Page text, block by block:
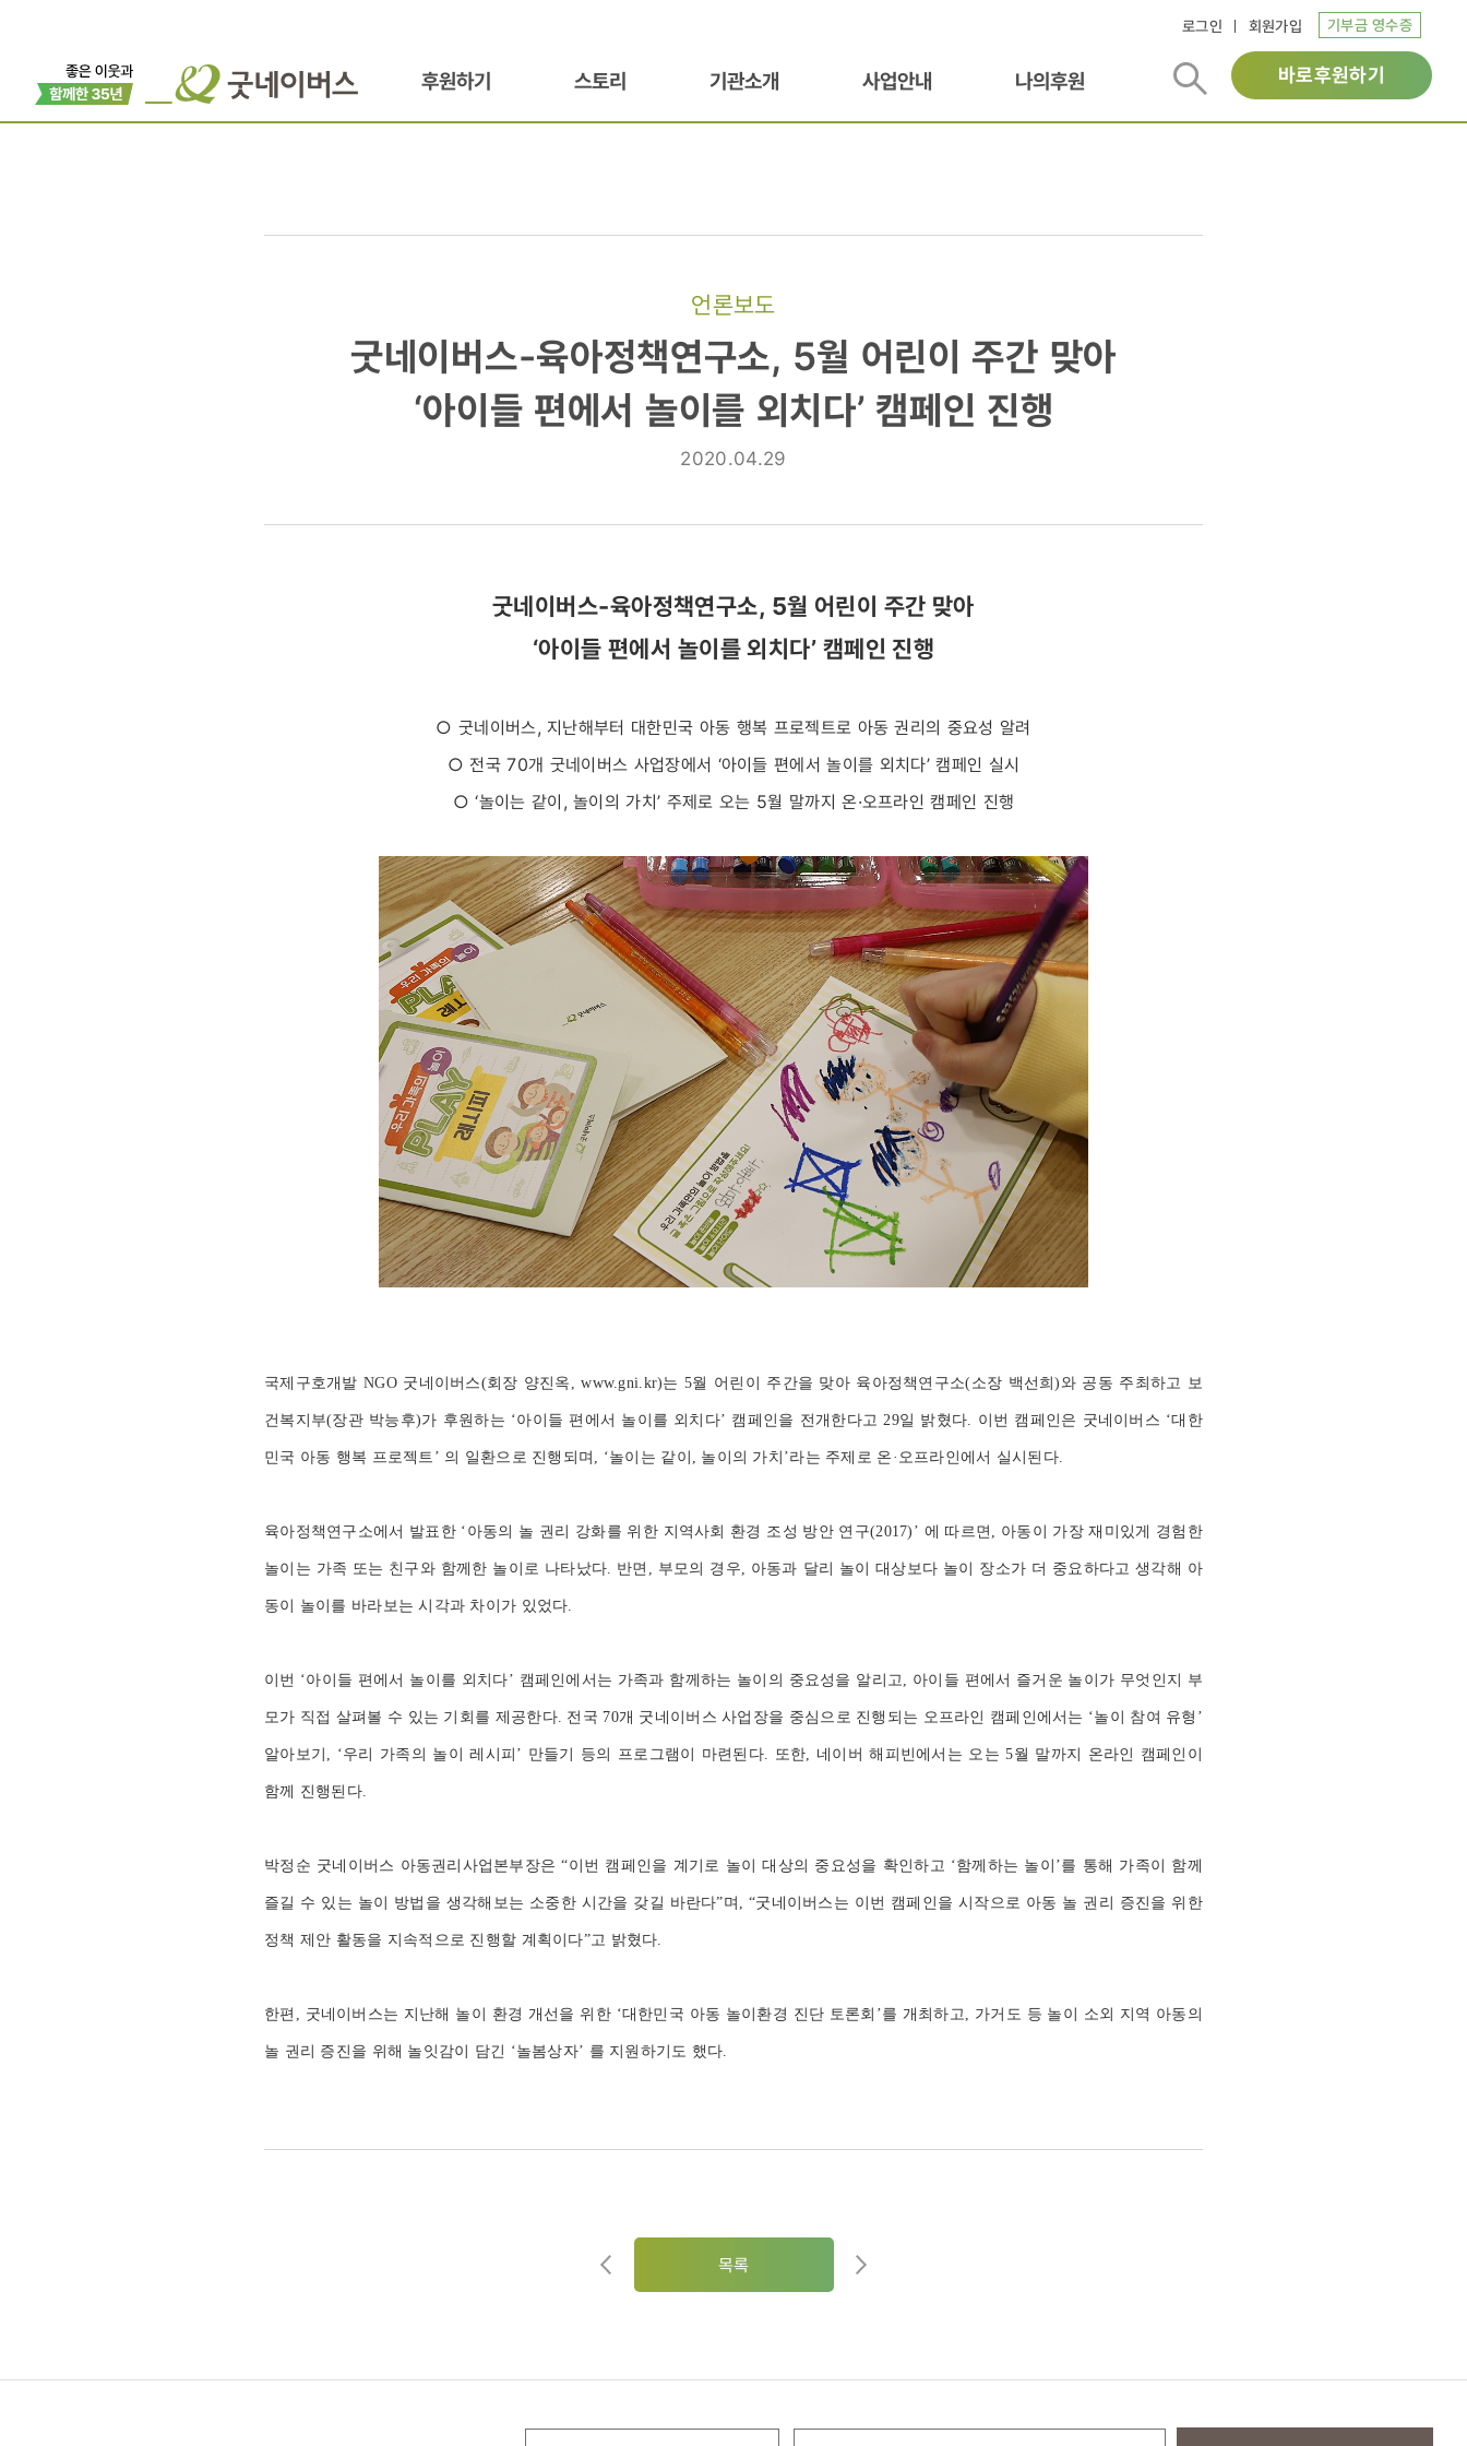
로그인 회원가입 기부금 영수증
후원하기 스토리 기관소개 사업안내 나의후원 바로후원하기
언론보도
굿네이버스-
육아정책연구소,
어린이
캠페인
굿네이버스-육아정책연구소, 5월 어린이 주간 맞아
‘아이들 편에서 놀이를 외치다’ 캠페인 진행
2020.04.29
굿네이버스-육아정책연구소, 5월 어린이 주간 맞아
‘아이들 편에서 놀이를 외치다’ 캠페인 진행
○ 굿네이버스, 지난해부터 대한민국 아동 행복 프로젝트로 아동 권리의 중요성 알려
○ 전국 70개 굿네이버스 사업장에서 ‘아이들 편에서 놀이를 외치다’ 캠페인 실시
○ ‘놀이는 같이, 놀이의 가치’ 주제로 오는 5월 말까지 온·오프라인 캠페인 진행
국제구호개발 NGO 굿네이버스(회장 양진옥, www.gni.kr)는 5월 어린이 주간을 맞아 육아정책연구소(소장 백선희)와 공동 주최하고 보
건복지부(장관 박능후)가 후원하는 ‘아이들 편에서 놀이를 외치다’ 캠페인을 전개한다고 29일 밝혔다. 이번 캠페인은 굿네이버스 ‘대한
민국 아동 행복 프로젝트’ 의 일환으로 진행되며, ‘놀이는 같이, 놀이의 가치’라는 주제로 온·오프라인에서 실시된다.
육아정책연구소에서 발표한 ‘아동의 놀 권리 강화를 위한 지역사회 환경 조성 방안 연구(2017)’ 에 따르면, 아동이 가장 재미있게 경험한
놀이는 가족 또는 친구와 함께한 놀이로 나타났다. 반면, 부모의 경우, 아동과 달리 놀이 대상보다 놀이 장소가 더 중요하다고 생각해 아
동이 놀이를 바라보는 시각과 차이가 있었다.
이번 ‘아이들 편에서 놀이를 외치다’ 캠페인에서는 가족과 함께하는 놀이의 중요성을 알리고, 아이들 편에서 즐거운 놀이가 무엇인지 부
모가 직접 살펴볼 수 있는 기회를 제공한다. 전국 70개 굿네이버스 사업장을 중심으로 진행되는 오프라인 캠페인에서는 ‘놀이 참여 유형’
알아보기, ‘우리 가족의 놀이 레시피’ 만들기 등의 프로그램이 마련된다. 또한, 네이버 해피빈에서는 오는 5월 말까지 온라인 캠페인이
함께 진행된다.
박정순 굿네이버스 아동권리사업본부장은 “이번 캠페인을 계기로 놀이 대상의 중요성을 확인하고 ‘함께하는 놀이’를 통해 가족이 함께
즐길 수 있는 놀이 방법을 생각해보는 소중한 시간을 갖길 바란다”며, “굿네이버스는 이번 캠페인을 시작으로 아동 놀 권리 증진을 위한
정책 제안 활동을 지속적으로 진행할 계획이다”고 밝혔다.
한편, 굿네이버스는 지난해 놀이 환경 개선을 위한 ‘대한민국 아동 놀이환경 진단 토론회’를 개최하고, 가거도 등 놀이 소외 지역 아동의
놀 권리 증진을 위해 놀잇감이 담긴 ‘놀봄상자’ 를 지원하기도 했다.
목록